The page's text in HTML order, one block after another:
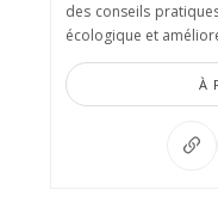
des conseils
écologique et
À